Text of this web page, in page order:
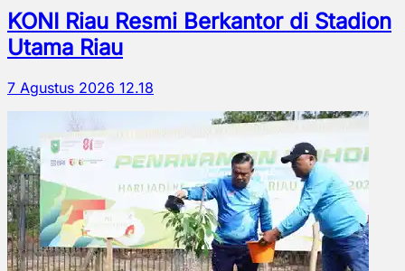
KONI Riau Resmi Berkantor di Stadion
Utama Riau
7 Agustus 2026 12.18